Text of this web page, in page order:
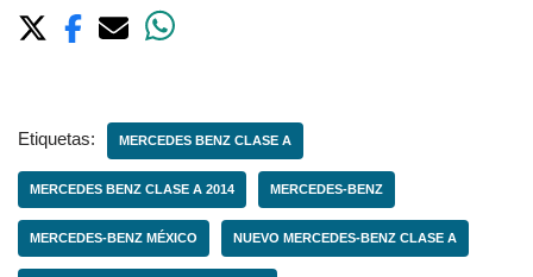
Etiquetas: MERCEDES BENZ CLASE A
MERCEDES BENZ CLASE A 2014 MERCEDES-BENZ
MERCEDES-BENZ MÉXICO NUEVO MERCEDES-BENZ CLASE A